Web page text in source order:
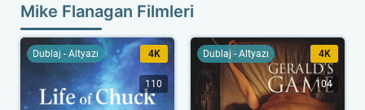
Mike Flanagan Filmleri
Dublaj - Altyazı 4K
110
Dublaj - Altyazı 4K
104